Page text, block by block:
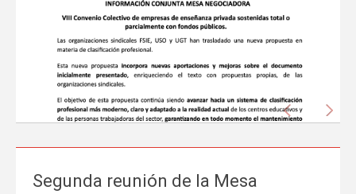
Anterior
Segunda reunión de la Mesa